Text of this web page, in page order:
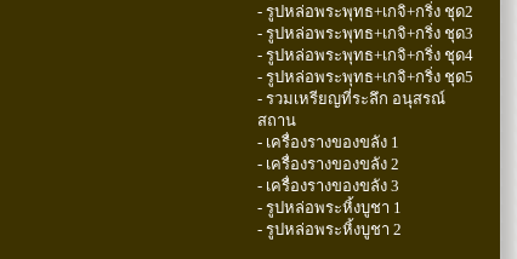
- รูปหล่อพระพุทธ+เกจิ+กริ่ง ชุด2
- รูปหล่อพระพุทธ+เกจิ+กริ่ง ชุด3
- รูปหล่อพระพุทธ+เกจิ+กริ่ง ชุด4
- รูปหล่อพระพุทธ+เกจิ+กริ่ง ชุด5
- รวมเหรียญที่ระลึก อนุสรณ์
สถาน
- เครื่องรางของขลัง 1
- เครื่องรางของขลัง 2
- เครื่องรางของขลัง 3
- รูปหล่อพระหิ้งบูชา 1
- รูปหล่อพระหิ้งบูชา 2